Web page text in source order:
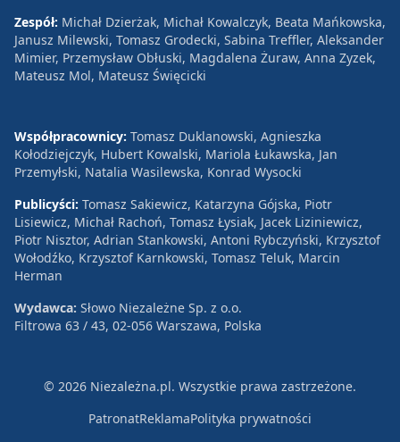
Zespół: Michał Dzierżak, Michał Kowalczyk, Beata Mańkowska,
Janusz Milewski, Tomasz Grodecki, Sabina Treffler, Aleksander
Mimier, Przemysław Obłuski, Magdalena Żuraw, Anna Zyzek,
Mateusz Mol, Mateusz Święcicki
Współpracownicy: Tomasz Duklanowski, Agnieszka
Kołodziejczyk, Hubert Kowalski, Mariola Łukawska, Jan
Przemyłski, Natalia Wasilewska, Konrad Wysocki
Publicyści: Tomasz Sakiewicz, Katarzyna Gójska, Piotr
Lisiewicz, Michał Rachoń, Tomasz Łysiak, Jacek Liziniewicz,
Piotr Nisztor, Adrian Stankowski, Antoni Rybczyński, Krzysztof
Wołodźko, Krzysztof Karnkowski, Tomasz Teluk, Marcin
Herman
Wydawca: Słowo Niezależne Sp. z o.o.
Filtrowa 63 / 43, 02-056 Warszawa, Polska
© 2026 Niezależna.pl. Wszystkie prawa zastrzeżone.
PatronatReklamaPolityka prywatności